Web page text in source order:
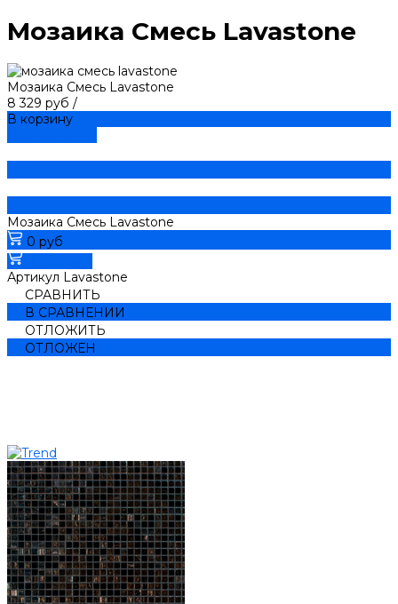
Мозаика Смесь Lavastone
Мозаика Смесь Lavastone
8 329 руб /
В корзину
Мозаика Смесь Lavastone
0 руб
Артикул Lavastone
СРАВНИТЬ
В СРАВНЕНИИ
ОТЛОЖИТЬ
ОТЛОЖЕН